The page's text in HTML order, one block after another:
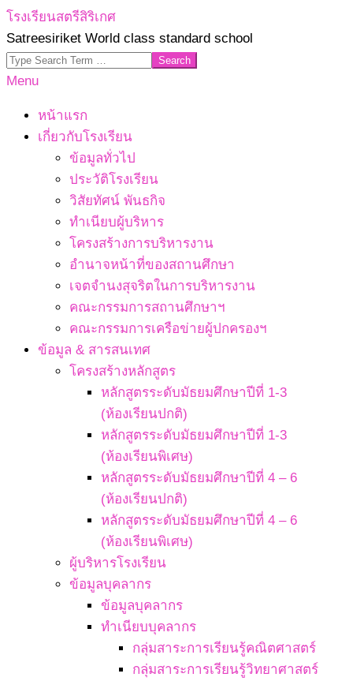
Skip
to
content
โรงเรียนสตรีสิริเกศ
Satreesiriket World class standard school
Search
Primary
Menu
Menu
หน้าแรก
เกี่ยวกับโรงเรียน
ข้อมูลทั่วไป
ประวัติโรงเรียน
วิสัยทัศน์ พันธกิจ
ทำเนียบผู้บริหาร
โครงสร้างการบริหารงาน
อำนาจหน้าที่ของสถานศึกษา
เจตจํานงสุจริตในการบริหารงาน
คณะกรรมการสถานศึกษาฯ
คณะกรรมการเครือข่ายผู้ปกครองฯ
ข้อมูล & สารสนเทศ
โครงสร้างหลักสูตร
หลักสูตรระดับมัธยมศึกษาปีที่ 1-3
(ห้องเรียนปกติ)
หลักสูตรระดับมัธยมศึกษาปีที่ 1-3
(ห้องเรียนพิเศษ)
หลักสูตรระดับมัธยมศึกษาปีที่ 4 – 6
(ห้องเรียนปกติ)
หลักสูตรระดับมัธยมศึกษาปีที่ 4 – 6
(ห้องเรียนพิเศษ)
ผู้บริหารโรงเรียน
ข้อมูลบุคลากร
ข้อมูลบุคลากร
ทำเนียบบุคลากร
กลุ่มสาระการเรียนรู้คณิตศาสตร์
กลุ่มสาระการเรียนรู้วิทยาศาสตร์